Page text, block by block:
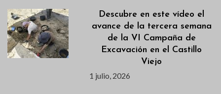
Descubre en este vídeo el
avance de la tercera semana
de la VI Campaña de
Excavación en el Castillo
Viejo
1 julio, 2026